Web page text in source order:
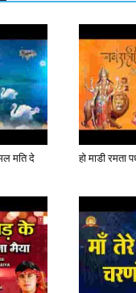
मति दे
हो माडी रमता